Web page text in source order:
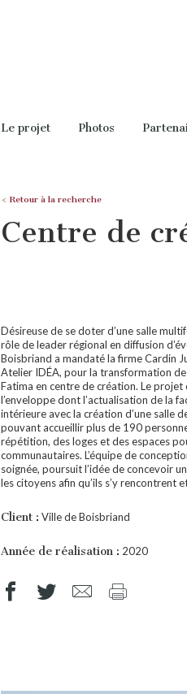
Le projet Photos
< Retour à la recherche
Centre de
Désireuse de se doter d’une salle
rôle de leader régional en diffusion
Boisbriand a mandaté la firme Cardin
Atelier IDÉA, pour la transformation
Fatima en centre de création. Le
l’enveloppe dont l’actualisation de la
intérieure avec la création d’une salle
pouvant accueillir plus de 190
répétition, des loges et des espaces
communautaires. L’équipe de
soignée, poursuit l’idée de concevoir
les citoyens afin qu’ils s’y rencontrent
Client : Ville de Boisbriand
Année de réalisation : 2020